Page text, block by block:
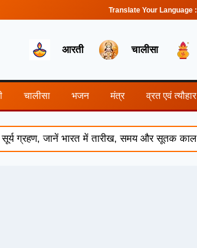
Translate Your Language :
आरती चालीसा
चालीसा भजन मंत्र व्रत एवं त्यौहार
जानें भारत में तारीख, समय और सूतक काल